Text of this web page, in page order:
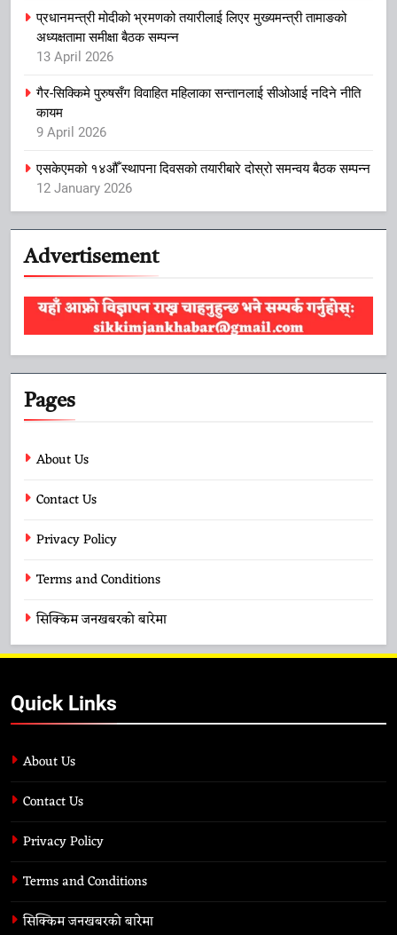
प्रधानमन्त्री मोदीको भ्रमणको तयारीलाई लिएर मुख्यमन्त्री तामाङको
अध्यक्षतामा समीक्षा बैठक सम्पन्न
13 April 2026
गैर-सिक्किमे पुरुषसँग विवाहित महिलाका सन्तानलाई सीओआई नदिने नीति
कायम
9 April 2026
एसकेएमको १४औँ स्थापना दिवसको तयारीबारे दोस्रो समन्वय बैठक सम्पन्न
12 January 2026
Advertisement
Pages
About Us
Contact Us
Privacy Policy
Terms and Conditions
सिक्किम जनखबरको बारेमा
Quick Links
About Us
Contact Us
Privacy Policy
Terms and Conditions
सिक्किम जनखबरको बारेमा